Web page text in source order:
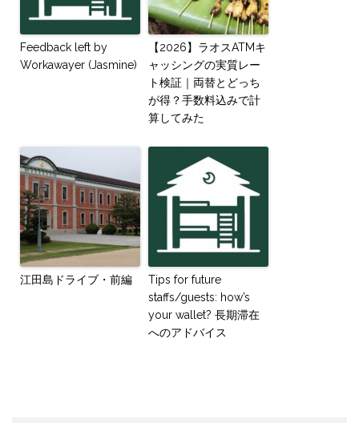
Feedback left by
Workawayer (Jasmine)
【2026】ラオスATMキ
ャッシングの実質レー
ト検証｜両替とどっち
が得？手数料込みで計
算してみた
江田島ドライブ・前編
Tips for future
staffs/guests: how’s
your wallet? 長期滞在
へのアドバイス